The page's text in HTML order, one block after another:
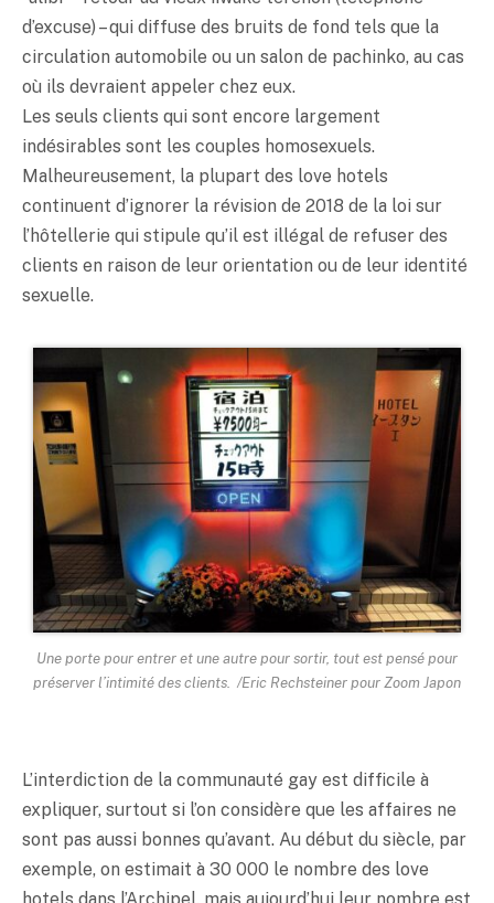
d’excuse) – qui diffuse des bruits de fond tels que la
circulation automobile ou un salon de pachinko, au cas
où ils devraient appeler chez eux.
Les seuls clients qui sont encore largement
indésirables sont les couples homosexuels.
Malheureusement, la plupart des love hotels
continuent d’ignorer la révision de 2018 de la loi sur
l’hôtellerie qui stipule qu’il est illégal de refuser des
clients en raison de leur orientation ou de leur identité
sexuelle.
Une porte pour entrer et une autre pour sortir, tout est pensé pour
préserver l’intimité des clients. /Eric Rechsteiner pour Zoom Japon
L’interdiction de la communauté gay est difficile à
expliquer, surtout si l’on considère que les affaires ne
sont pas aussi bonnes qu’avant. Au début du siècle, par
exemple, on estimait à 30 000 le nombre des love
hotels dans l’Archipel, mais aujourd’hui leur nombre est